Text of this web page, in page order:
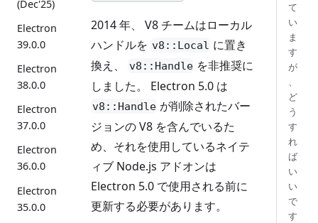
(Dec'25)
Electron
39.0.0
Electron
38.0.0
Electron
37.0.0
Electron
36.0.0
Electron
35.0.0
2014 年、 V8 チームはローカル
ハンドルを v8::Local に置き
換え、
v8::Handle を非推奨に
しました。 Electron 5.0 は
v8::Handle が削除されたバー
ジョンの V8 を含んでいるた
め、それを使用しているネイテ
ィブ Node.js アドオンは
Electron 5.0 で使用される前に
更新する必要があります。
て
い
ま
す
が
、
ど
う
す
れ
ば
い
い
で
す